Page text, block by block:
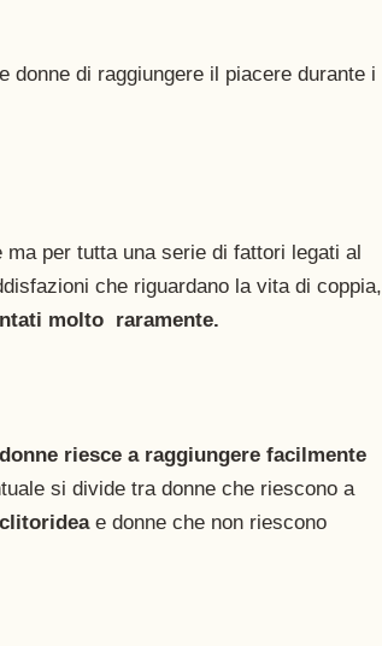
donne di raggiungere il piacere durante i
per tutta una serie di fattori legati al
che riguardano la vita di coppia,
molto  raramente.
riesce a raggiungere facilmente
si divide tra donne che riescono a
e donne che non riescono